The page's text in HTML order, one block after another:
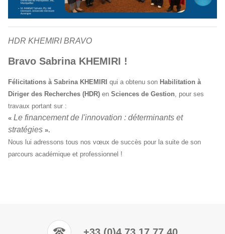
HDR KHEMIRI BRAVO
Bravo Sabrina KHEMIRI !
Félicitations à Sabrina KHEMIRI qui a obtenu son Habilitation à
Diriger des Recherches (HDR) en Sciences de Gestion, pour ses
travaux portant sur :
« Le financement de l'innovation : déterminants et
stratégies ».
Nous lui adressons tous nos vœux de succès pour la suite de son
parcours académique et professionnel !